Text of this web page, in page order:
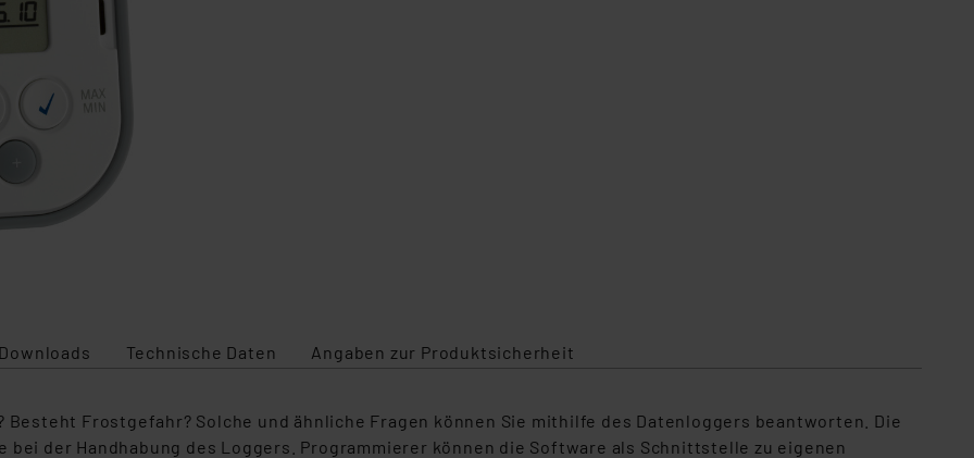
Downloads Technische Daten Angaben zur Produktsicherheit
Besteht Frostgefahr? Solche und ähnliche Fragen können Sie mithilfe des Datenloggers beantworten. Die
der Handhabung des Loggers. Programmierer können die Software als Schnittstelle zu eigenen